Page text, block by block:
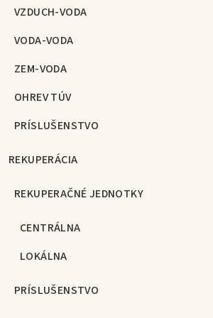
VZDUCH-VODA
VODA-VODA
ZEM-VODA
OHREV TÚV
PRÍSLUŠENSTVO
REKUPERÁCIA
REKUPERAČNÉ JEDNOTKY
CENTRÁLNA
LOKÁLNA
PRÍSLUŠENSTVO